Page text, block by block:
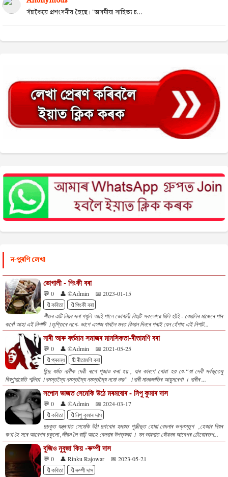
সঁচাকৈয়ে প্ৰশংসনীয় হৈছে। "অসমীয়া সাহিত্য চ...
ন-পুৰণি লেখা
ভোগালী - পিংকী বৰা
💬 0 👤 ©Admin
📅 2023-01-15
🔖কবিতা
🔖পিংকী বৰা
শীতৰ এটি নিয়ৰ সনা গধূলি আহি পালে ভোগালী বিহুটি সকলোৱে মিলি হাঁহি - ধেমালিৰ মাজেৰে পাৰ
কৰোঁ আহা এই নিশাটি ।তৃপ্তিৰে লগে- ভাগে এসাজ খাবলৈ মনত কিমান দিনৰে পৰাই যেন হেঁপাহ এই নিশাট...
নাৰী আৰু বৰ্তমান সমাজৰ মানসিকতা-ৰীতামণি বৰা
💬 0 👤 ©Admin
📅 2021-05-25
🔖প্ৰবন্ধ
🔖ৰীতামণি বৰা
‌হিন্দু ধর্মত নাৰীক দেৱী ৰূপে পূজাও কৰা হয় , যাৰ কাৰণে গোৱা হয় যে-“য়া দেবী সর্বভূতেষু
বিষ্ণুমায়েতি শব্দিতা ।নমস্তস্যৈ নমস্তস্যৈ নমস্তস্যৈ নমো নমঃ” ।নাৰী মানৱজাতিৰ আয়ুসৰেখা । নাৰীৰ ...
সপোন ভাজত সেমেকি উঠে মৰমবোৰ - নিপু কুমাৰ দাস
💬 0 👤 ©Admin
📅 2024-03-17
🔖কবিতা
🔖নিপু কুমাৰ দাস
দুচকুত যন্ত্ৰণাত সেমেকি উঠা দুখবোৰ হৃদয়ত পুঞ্জীভূত হোৱা বেদনাৰ ভগ্নস্তুপ ,হেজাৰ নিয়ৰ
কণা হৈ সৰে আবেগৰ চকুলো ,জীৱন লৈ বাঢ়ি আহে বেদনাৰ উপত্যকা । মন ভাৱনাত যৌৱনৰ আবেগৰ ঢৌবোৰতপ...
বুজিও নুবুজা কিয় -ৰুম্পী দাস
💬 0 👤 Rinku Rajowar
📅 2023-05-21
🔖কবিতা
🔖ৰুম্পী দাস